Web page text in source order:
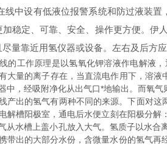
设有低液位报警系统和防过液装置
稳定、可靠、安全、操作更方便。伊
量靠近用氢仪器或设备。左右及后方
工作原理是以氢氧化钾溶液作电解液，
大量的离子存在，当直流电作用下，溶
中，经吸附净化从出气口*地输出。而氧气
出的氢气有两种不同的来源。下面对这
解槽阳极室，通电后水便立刻在阳极分
从水槽上盖小孔放入大气。氢质子以水合
带出的大部分水份，含微量水份的氢气